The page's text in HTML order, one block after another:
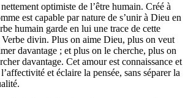
optimiste de l’être humain. Créé à
est capable par nature de s’unir à Dieu en
humain garde en lui une trace de cette
Verbe divin. Plus on aime Dieu, plus on veut
davantage ; et plus on le cherche, plus on
davantage. Cet amour est connaissance et
et éclaire la pensée, sans séparer la